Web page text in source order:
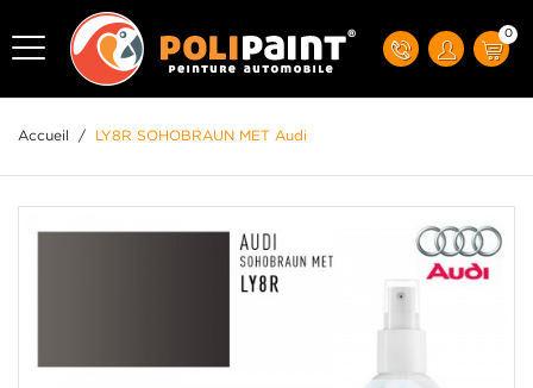
0
Accueil / LY8R SOHOBRAUN MET Audi